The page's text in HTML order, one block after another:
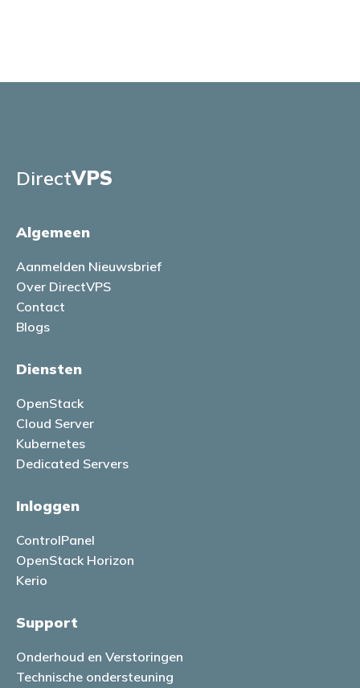
DirectVPS
Algemeen
Aanmelden Nieuwsbrief
Over DirectVPS
Contact
Blogs
Diensten
OpenStack
Cloud Server
Kubernetes
Dedicated Servers
Inloggen
ControlPanel
OpenStack Horizon
Kerio
Support
Onderhoud en Verstoringen
Technische ondersteuning